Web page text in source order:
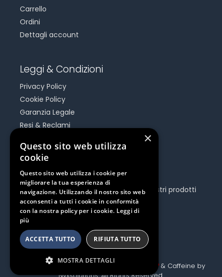
Carrello
Ordini
Dettagli account
Leggi & Condizioni
Privacy Policy
Cookie Policy
Garanzia Legale
Resi & Reclami
Be Social
Seguici e rimani aggiornato su tutti i nostri prodotti
e iniziative.
Copyright Canoashop 2020 © Made with
& Caffeine by
×
Questo sito web utilizza
cookie
Questo sito web utilizza i cookie per
migliorare la tua esperienza di
navigazione. Utilizzando il nostro sito web
acconsenti a tutti i cookie in conformità
con la nostra policy per i cookie. Leggi di
più
ACCETTA TUTTO RIFIUTA TUTTO
MOSTRA DETTAGLI